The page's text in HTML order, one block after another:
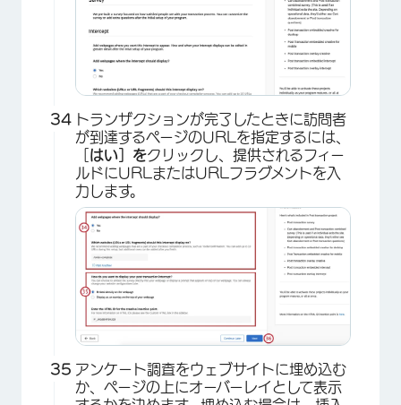
×
トランザクションが完了したときに訪問者
が到達するページのURLを指定するには、
はい］をクリックし、提供されるフィー
ルドにURLまたはURLフラグメントを入
力します。
アンケート調査をウェブサイトに埋め込む
か、ページの上にオーバーレイとして表示